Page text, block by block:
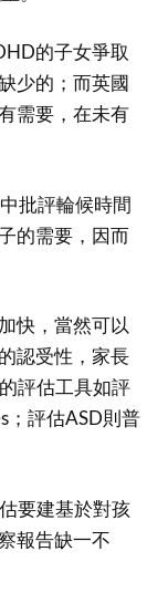
的子女爭取
少的；而英國
需要，在未有
批評輪候時間
的需要，因而
快，當然可以
認受性，家長
評估工具如評
；評估ASD則普
要建基於對孩
報告缺一不